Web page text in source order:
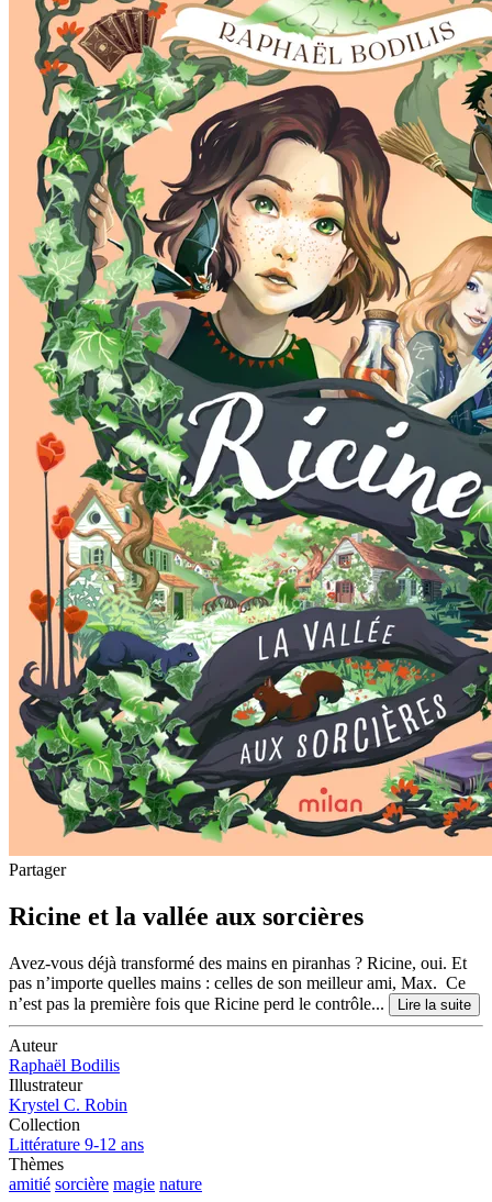
Partager
Ricine et la vallée aux sorcières
Avez-vous déjà transformé des mains en piranhas ? Ricine, oui. Et
pas n’importe quelles mains : celles de son meilleur ami, Max. Ce
n’est pas la première fois que Ricine perd le contrôle...
Lire la suite
Auteur
Raphaël Bodilis
Illustrateur
Krystel C. Robin
Collection
Littérature 9-12 ans
Thèmes
amitié sorcière magie nature